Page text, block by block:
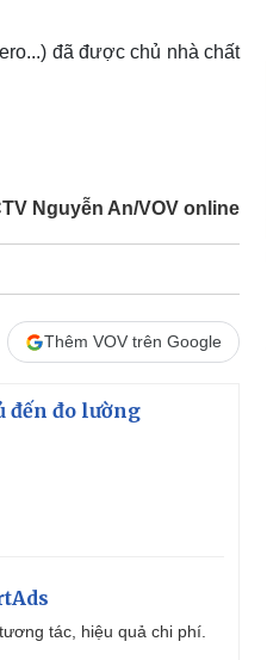
đã được chủ nhà chất
Nguyễn An/VOV online
Thêm VOV trên Google
đến đo lường
tác, hiệu quả chi phí.